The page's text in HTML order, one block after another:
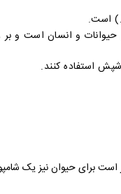
است.
حیوانات و انسان است و بر
استفاده کنند.
است برای حیوان نیز یک